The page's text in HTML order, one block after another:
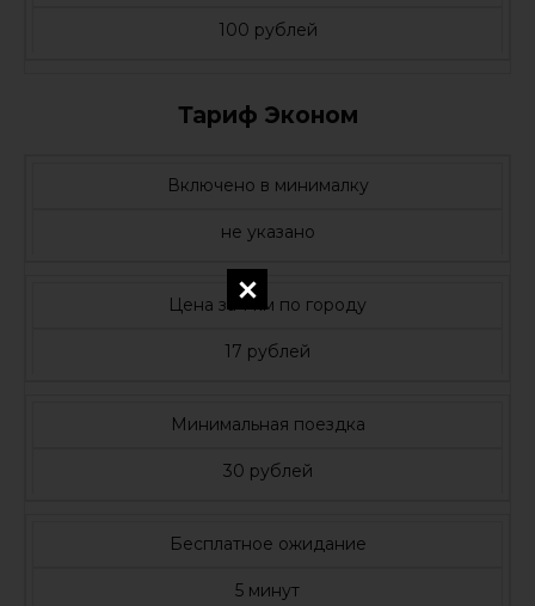
100 рублей
Тариф Эконом
Включено в минималку
не указано
Цена за 1 км по городу
17 рублей
Минимальная поездка
30 рублей
Бесплатное ожидание
5 минут